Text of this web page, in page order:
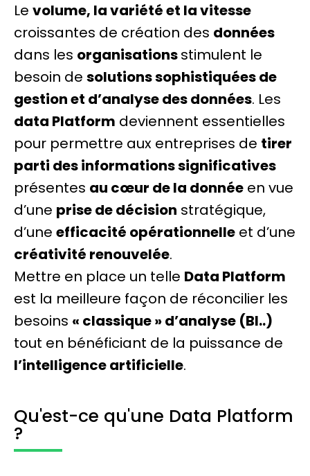
Le volume, la variété et la vitesse
croissantes de création des données
dans les organisationsstimulent le
besoin de solutions sophistiquées de
gestion et d’analyse des données. Les
data Platform deviennent essentielles
pour permettre aux entreprises de tirer
parti des informations significatives
présentes au cœur de la donnée en vue
d’une prise de décision stratégique,
d’une efficacité opérationnelle et d’une
créativité renouvelée.
Mettre en place un telle Data Platform
est la meilleure façon de réconcilier les
besoins « classique » d’analyse (BI..)
tout en bénéficiant de la puissance de
l’intelligence artificielle.
Qu'est-ce qu'une Data Platform
?